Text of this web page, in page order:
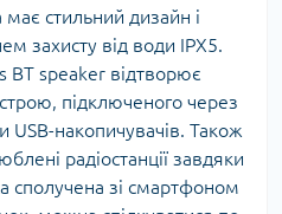
стильний дизайн і
захисту від води IPX5.
BT speaker відтворює
підключеного через
USB-накопичувачів. Також
радіостанції завдяки
сполучена зі смартфоном